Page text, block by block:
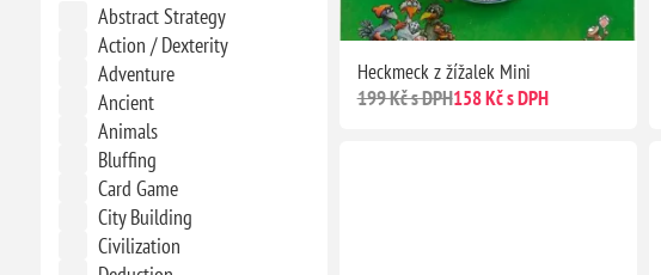
Abstract Strategy
Action / Dexterity
Adventure
Ancient
Animals
Bluffing
Card Game
City Building
Civilization
Heckmeck z žížalek Mini
199 Kč s DPH158 Kč s DPH